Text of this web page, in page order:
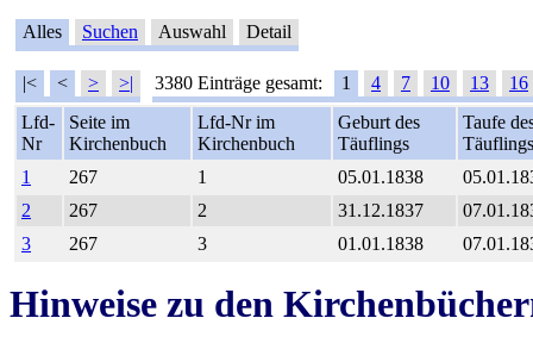
Alles Suchen Auswahl Detail
|< < > >| 3380 Einträge gesamt: 1 4 7 10 13
16
Lfd-
Nr
Seite im
Kirchenbuch
Lfd-Nr im
Kirchenbuch
Geburt des
Täuflings
Taufe
Täuflings
1
267 1 05.01.1838
2
267 2 31.12.1837
3
267 3 01.01.1838
Hinweise zu den